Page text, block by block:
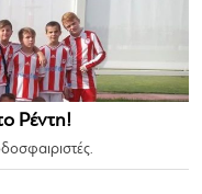
Ρέντη!